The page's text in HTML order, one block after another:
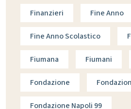
Finanzieri Fine Anno
Fine Anno Scolastico
Fiumana Fiumani
Fondazione
Fondazione Napoli 99